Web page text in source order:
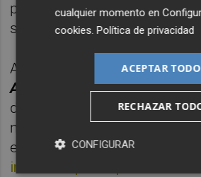
plantea llevar a cabo "hasta
se recupere en Alicante".
A unos 400.000 euros decía
Alicante Plazaascenderá el
de la subasta en la que se
mesa el control del Hércules,
en la que este lunes
invitaba a participar a toda la
cualquier momento en
cookies .Política de privacidad
ACEPTAR TODO
RECHAZAR
CONFIGURAR